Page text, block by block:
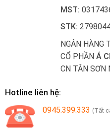
MST:
STK:
NGÂN HÀNG
CỔ PHẦN Á
CN TÂN SƠN
Hotline liên hệ:
0945.399.333 (Tất